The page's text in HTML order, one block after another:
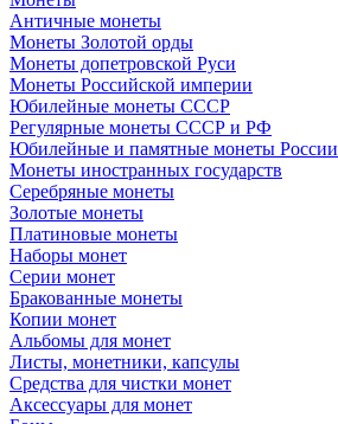
Античные монеты
Монеты Золотой орды
Монеты допетровской Руси
Монеты Российской империи
Юбилейные монеты СССР
Регулярные монеты СССР и РФ
Юбилейные и памятные монеты России
Монеты иностранных государств
Серебряные монеты
Золотые монеты
Платиновые монеты
Наборы монет
Серии монет
Бракованные монеты
Копии монет
Альбомы для монет
Листы, монетники, капсулы
Средства для чистки монет
Аксессуары для монет